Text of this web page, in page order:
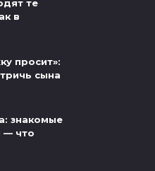
те
в
просит»:
сына
знакомые
— что